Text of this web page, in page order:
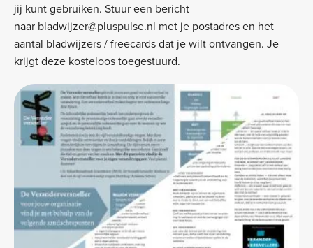
jij kunt gebruiken. Stuur een bericht
naar bladwijzer@pluspulse.nl met je postadres en het
aantal bladwijzers / freecards dat je wilt ontvangen. Je
krijgt deze kosteloos toegestuurd.